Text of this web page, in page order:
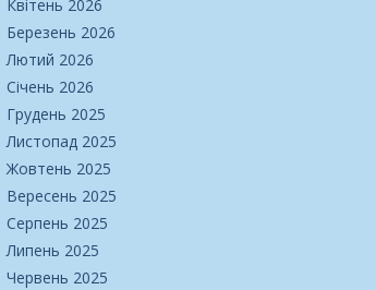
Квітень 2026
Березень 2026
Лютий 2026
Січень 2026
Грудень 2025
Листопад 2025
Жовтень 2025
Вересень 2025
Серпень 2025
Липень 2025
Червень 2025